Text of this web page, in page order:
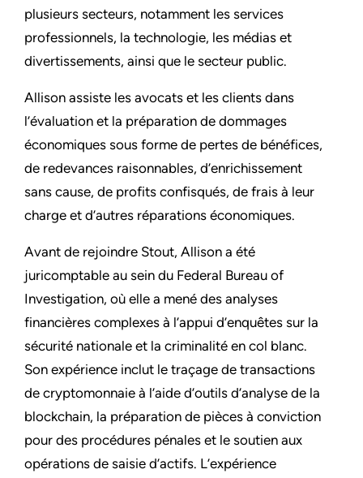
plusieurs secteurs, notamment les services
professionnels, la technologie, les médias et
divertissements, ainsi que le secteur public.
Allison assiste les avocats et les clients dans
l’évaluation et la préparation de dommages
économiques sous forme de pertes de bénéfices,
de redevances raisonnables, d’enrichissement
sans cause, de profits confisqués, de frais à leur
charge et d’autres réparations économiques.
Avant de rejoindre Stout, Allison a été
juricomptable au sein du Federal Bureau of
Investigation, où elle a mené des analyses
financières complexes à l’appui d’enquêtes sur la
sécurité nationale et la criminalité en col blanc.
Son expérience inclut le traçage de transactions
de cryptomonnaie à l’aide d’outils d’analyse de la
blockchain, la préparation de pièces à conviction
pour des procédures pénales et le soutien aux
opérations de saisie d’actifs. L’expérience